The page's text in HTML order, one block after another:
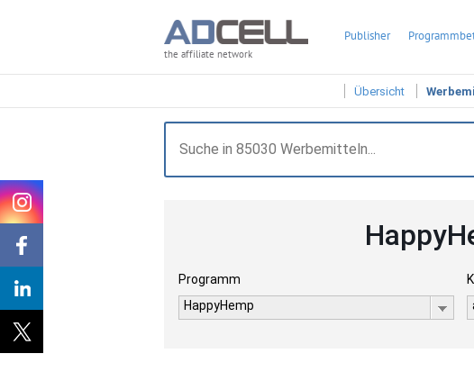
the affiliate network
Publisher
Übersicht
Programm
HappyHemp